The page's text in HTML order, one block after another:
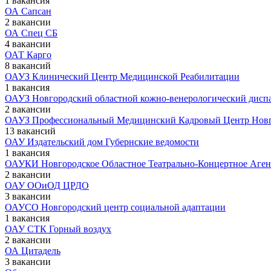
ОА Сапсан
2 вакансии
ОА Спец СБ
4 вакансии
ОАТ Карго
8 вакансий
ОАУЗ Клинический Центр Медицинской Реабилитации
1 вакансия
ОАУЗ Новгородский областной кожно-венерологический
2 вакансии
ОАУЗ Профессиональный Медицинский Кадровый Центр
13 вакансий
ОАУ Издательский дом Губернские ведомости
1 вакансия
ОАУКИ Новгородское Областное Театрально-Концертное
2 вакансии
ОАУ ООиОД ЦРДО
3 вакансии
ОАУСО Новгородский центр социальной адаптации
1 вакансия
ОАУ СТК Горный воздух
2 вакансии
ОА Цитадель
3 вакансии